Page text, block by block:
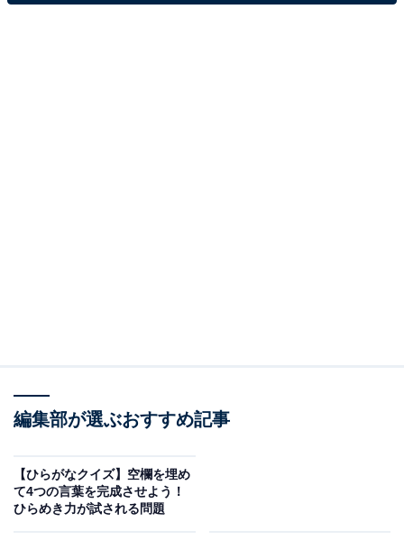
あわ□□そ
と。水辺に生息する「空飛ぶ宝石」とも呼ばれる鳥。そ
して、複数の種類を混ぜて作る発酵調味料を思い浮かべ
編集部が選ぶおすすめ記事
【ひらがなクイズ】空欄を埋め
て4つの言葉を完成させよう！
ひらめき力が試される問題